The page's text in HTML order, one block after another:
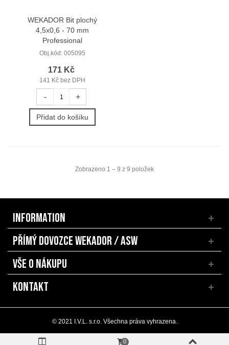
WEKADOR Bit plochý
4,5x0,6 - 70 mm
Professional
Obj.kód: 005095
171 Kč
141 Kč bez DPH
- +
Přidat do košíku
Zobrazeno 1 – 9 z 9 položek
INFORMATION
PŘÍMÝ DOVOZCE WEKADOR / ASW
VŠE O NÁKUPU
KONTAKT
© 2021 I.V.L. s.r.o. Všechna práva vyhrazena.
0